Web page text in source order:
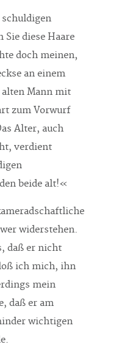
Sie diese Haare
doch meinen,
an einem
Mann mit
zum Vorwurf
Alter, auch
verdient
beide alt!«
widerstehen.
daß er nicht
ich mich, ihn
mein
daß er am
wichtigen